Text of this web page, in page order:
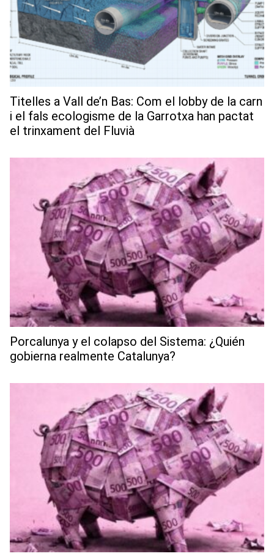
Titelles a Vall de’n Bas: Com el lobby de la carn
i el fals ecologisme de la Garrotxa han pactat
el trinxament del Fluvià
Porcalunya y el colapso del Sistema: ¿Quién
gobierna realmente Catalunya?